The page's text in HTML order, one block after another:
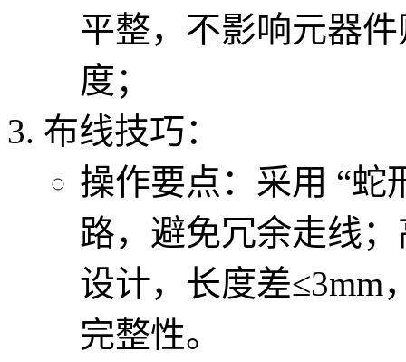
平整，不影响元器
度；
布线技巧：
操作要点：采用 “蛇
路，避免冗余走线
设计，长度差≤3mm
完整性。